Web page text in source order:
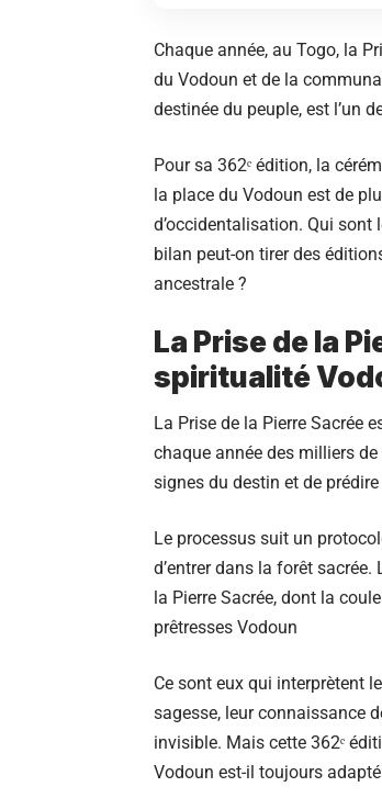
Chaque année, au Togo, la
du Vodoun et de la
destinée du peuple, est l’un
Pour sa 362ᵉ édition, la
la place du Vodoun est de
d’occidentalisation. Qui sont
bilan peut-on tirer des
ancestrale ?
La Prise de la
spiritualité
La Prise de la Pierre Sacrée
chaque année des milliers
signes du destin et de prédire
Le processus suit un
d’entrer dans la forêt
la Pierre Sacrée, dont la
prêtresses Vodoun
Ce sont eux qui interprètent
sagesse, leur connaissance
invisible. Mais cette 362ᵉ
Vodoun est-il toujours